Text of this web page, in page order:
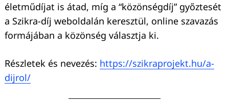
életműdíjat is átad, míg a “közönségdíj” győztesét
a Szikra-díj weboldalán keresztül, online szavazás
formájában a közönség választja ki.
Részletek és nevezés: https://szikraprojekt.hu/a-
dijrol/